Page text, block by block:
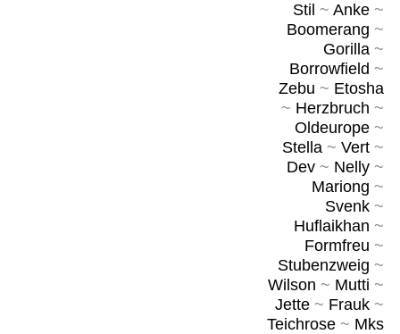
Stil ~ Anke~
Boomerang ~
Gorilla~
Borrowfield ~
Zebu ~ Etosha
~ Herzbruch ~
Oldeurope~
Stella~ Vert~
Dev~ Nelly~
Mariong ~
Svenk~
Huflaikhan ~
Formfreu ~
Stubenzweig ~
Wilson ~ Mutti ~
Jette~ Frauk~
Teichrose~ Mks